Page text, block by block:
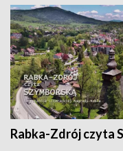
Rabka-Zdrój czyta